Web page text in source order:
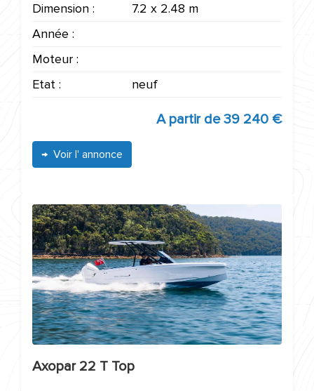
Dimension :
7.2 x 2.48 m
Année :
Moteur :
Etat :
neuf
A partir de39 240 €
Voir l' annonce
Axopar 22 T Top